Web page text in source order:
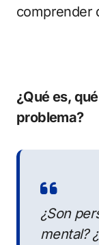
comprender
¿Qué es,
problema?
¿Son
mental?